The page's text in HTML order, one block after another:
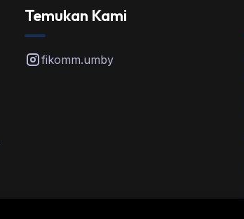
Temukan Kami
fikomm.umby